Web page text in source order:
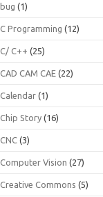
bug (1)
C Programming (12)
C/ C++ (25)
CAD CAM CAE (22)
Calendar (1)
Chip Story (16)
CNC (3)
Computer Vision (27)
Creative Commons (5)